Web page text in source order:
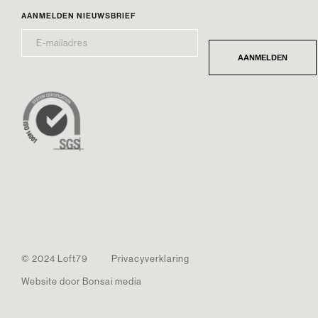
AANMELDEN NIEUWSBRIEF
MAILADRES* AANMELDEN
© 2024 Loft79
Privacyverklaring
Website door Bonsai media